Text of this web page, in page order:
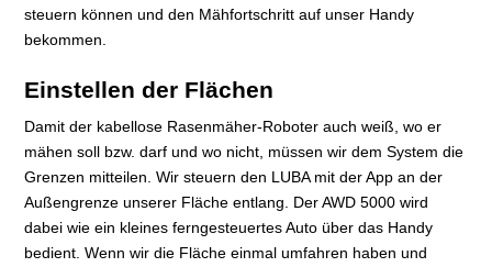
steuern können und den Mähfortschritt auf unser Handy
bekommen.
Einstellen der Flächen
Damit der kabellose Rasenmäher-Roboter auch weiß, wo er
mähen soll bzw. darf und wo nicht, müssen wir dem System die
Grenzen mitteilen. Wir steuern den LUBA mit der App an der
Außengrenze unserer Fläche entlang. Der AWD 5000 wird
dabei wie ein kleines ferngesteuertes Auto über das Handy
bedient. Wenn wir die Fläche einmal umfahren haben und